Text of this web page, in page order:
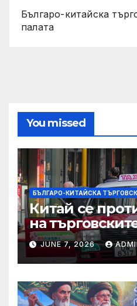
Българо-китайска
палата
You missed
БЪЛГАРО-КИТАЙСКА
Китай се
на
САЩ във
Министерство
търговията
JUNE 7, 2026